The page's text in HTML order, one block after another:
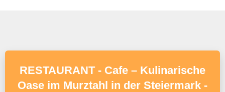
RESTAURANT - Cafe – Kulinarische
Oase im Murztahl in der Steiermark -